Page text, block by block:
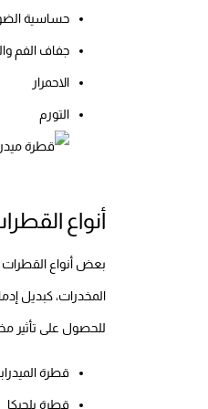
حساسية
جفاف الفم
الاحمرار
التورم
أنواع
بعض أنواع القطرات
المخدرات، كبديل
للحصول على تأثير
قطرة
قطرة بلجيكا